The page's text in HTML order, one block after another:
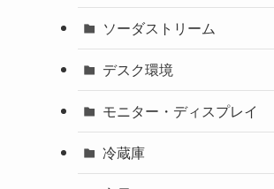
ソーダストリーム
デスク環境
モニター・ディスプレイ
冷蔵庫